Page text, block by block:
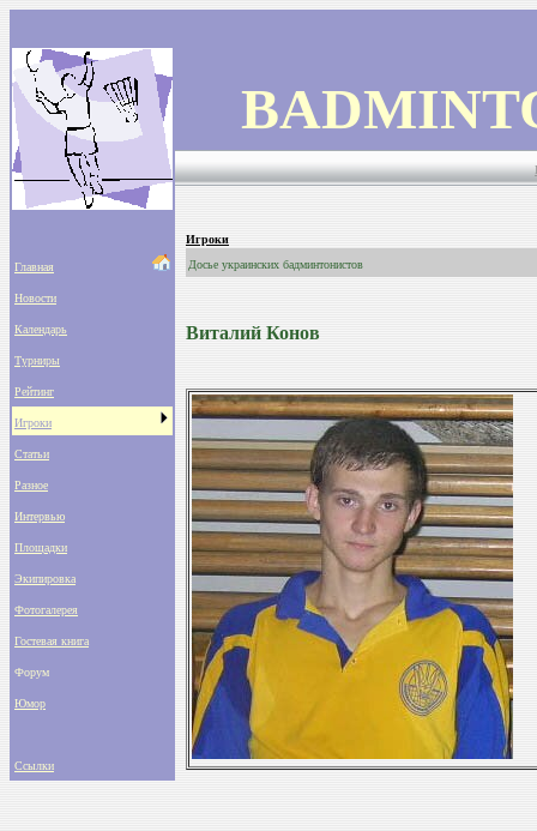
Игроки
Главная
Новости
Календарь
Турниры
Рейтинг
Игроки
Статьи
Разное
Интервью
Площадки
Экипировка
Фотогалерея
Гостевая книга
Форум
Юмор
Ссылки
Досье украинских бадминтонистов
Виталий Конов